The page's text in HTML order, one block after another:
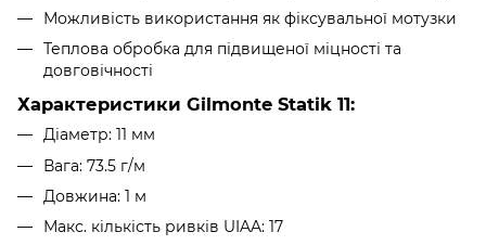
Можливість використання як фіксувальної мотузки
Теплова обробка для підвищеної міцності та
довговічності
Характеристики Gilmonte Statik 11:
Діаметр: 11 мм
Вага: 73.5 г/м
Довжина: 1 м
Макс. кількість ривків UIAA: 17